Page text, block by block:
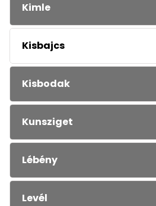
Kimle
Kisbajcs
Kisbodak
Kunsziget
Lébény
Levél